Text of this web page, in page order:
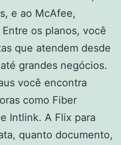
e ao McAfee,
os planos, você
que atendem desde
grandes negócios.
você encontra
como Fiber
Intlink. A Flix para
quanto documento,